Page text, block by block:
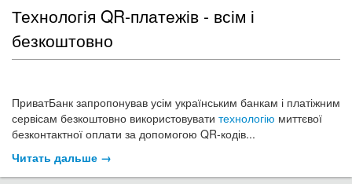
можливостями блогосфери, сучасними інструментами для
створення блогів...